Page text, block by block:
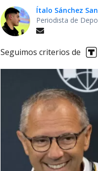
Ítalo Sánchez
Periodista de
Seguimos criterios de